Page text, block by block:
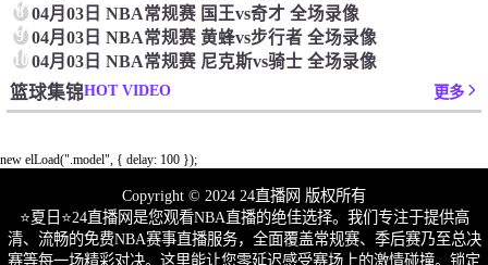
8 04月03日 NBA常规赛 国王vs奇才 全场录像
9 04月03日 NBA常规赛 黄蜂vs步行者 全场录像
1004月03日 NBA常规赛 尼克斯vs骑士 全场录像
篮球集锦HOT VIDEO 更多
new elLoad(".model", { delay: 100 });
Copyright © 2024 24直播网 版权所有
⭐️夏日⭐24直播网是您观看NBA直播的绝佳选择。我们专注于提供高
清、流畅的免费NBA赛事直播服务，全面覆盖常规赛、季后赛乃至总决
赛等每一场精彩对决。这里能让您零延迟感受赛场上的激情碰撞。锁定